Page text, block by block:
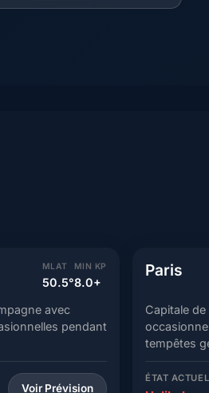
MLAT
50.5°
MIN KP
8.0+
avec
pendant
Voir Prévision
Paris
Capitale
tempêtes
ÉTAT ACTUEL